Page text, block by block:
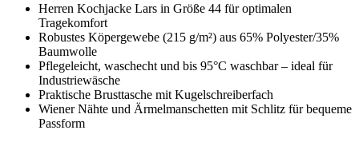
Herren Kochjacke Lars in Größe 44 für optimalen
Tragekomfort
Robustes Köpergewebe (215 g/m²) aus 65% Polyester/35%
Baumwolle
Pflegeleicht, waschecht und bis 95°C waschbar – ideal für
Industriewäsche
Praktische Brusttasche mit Kugelschreiberfach
Wiener Nähte und Ärmelmanschetten mit Schlitz für bequeme
Passform